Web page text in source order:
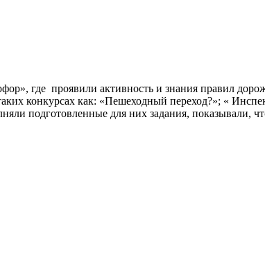
где проявили активность и знания правил
конкурсах как: «Пешеходный переход?»; «
подготовленные для них задания, показывали,